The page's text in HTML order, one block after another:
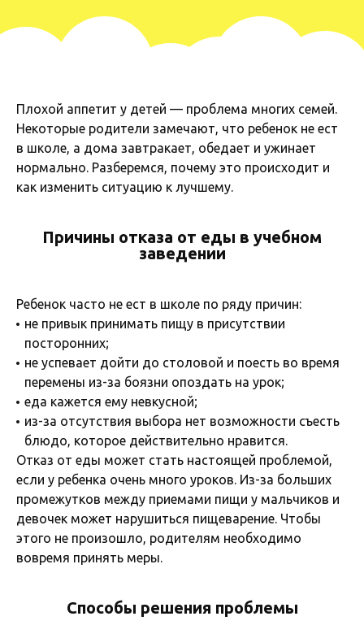
Плохой аппетит у детей — проблема многих семей.
Некоторые родители замечают, что ребенок не ест
в школе, а дома завтракает, обедает и ужинает
нормально. Разберемся, почему это происходит и
как изменить ситуацию к лучшему.
Причины отказа от еды в учебном
заведении
Ребенок часто не ест в школе по ряду причин:
не привык принимать пищу в присутствии
посторонних;
не успевает дойти до столовой и поесть во время
перемены из-за боязни опоздать на урок;
еда кажется ему невкусной;
из-за отсутствия выбора нет возможности съесть
блюдо, которое действительно нравится.
Отказ от еды может стать настоящей проблемой,
если у ребенка очень много уроков. Из-за больших
промежутков между приемами пищи у мальчиков и
девочек может нарушиться пищеварение. Чтобы
этого не произошло, родителям необходимо
вовремя принять меры.
Способы решения проблемы